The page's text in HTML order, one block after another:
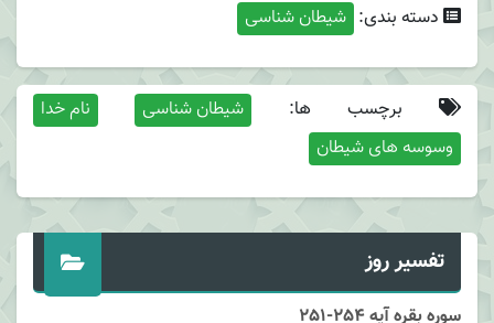
دسته بندی: شیطان شناسی
برچسب ها: شیطان شناسی
نام خدا
وسوسه های شیطان
تفسیر روز
سوره بقره آیه 254-251